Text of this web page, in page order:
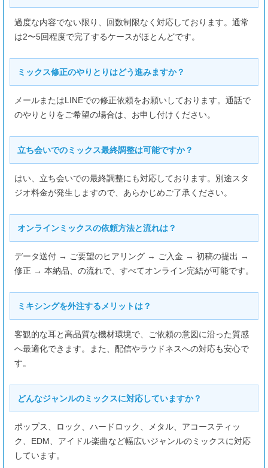
過度な内容でない限り、回数制限なく対応しております。通常
は2〜5回程度で完了するケースがほとんどです。
ミックス修正のやりとりはどう進みますか？
メールまたはLINEでの修正依頼をお願いしております。通話で
のやりとりをご希望の場合は、お申し付けください。
立ち会いでのミックス最終調整は可能ですか？
はい、立ち会いでの最終調整にも対応しております。別途スタ
ジオ料金が発生しますので、あらかじめご了承ください。
オンラインミックスの依頼方法と流れは？
データ送付 → ご要望のヒアリング → ご入金 → 初稿の提出 →
修正 → 本納品、の流れで、すべてオンライン完結が可能です。
ミキシングを外注するメリットは？
客観的な耳と高品質な機材環境で、ご依頼の意図に沿った質感
へ最適化できます。また、配信やラウドネスへの対応も安心で
す。
どんなジャンルのミックスに対応していますか？
ポップス、ロック、ハードロック、メタル、アコースティッ
ク、EDM、アイドル楽曲など幅広いジャンルのミックスに対応
しています。